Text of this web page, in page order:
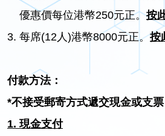
優惠價每位港幣250元正。按
3. 每席(12人)港幣8000元正。按
付款方法：
*不接受郵寄方式遞交現金或支票
1. 現金支付